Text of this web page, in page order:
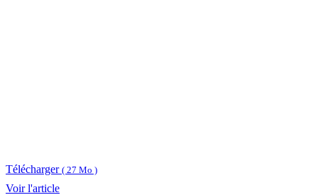
Télécharger ( 27 Mo )
Voir l'article